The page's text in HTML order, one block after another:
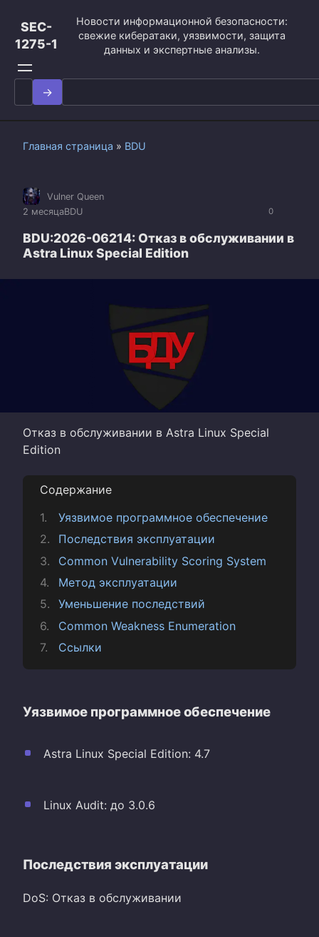
контенту
SEC-
1275-1
Новости информационной безопасности:
свежие кибератаки, уязвимости, защита
данных и экспертные анализы.
Search
for:
Главная страница » BDU
0
Vulner Queen
2 месяцаBDU
BDU:2026-06214: Отказ в обслуживании в
Astra Linux Special Edition
Отказ в обслуживании в Astra Linux Special
Edition
Содержание
Уязвимое программное обеспечение
Последствия эксплуатации
Common Vulnerability Scoring System
Метод эксплуатации
Уменьшение последствий
Common Weakness Enumeration
Ссылки
Уязвимое программное обеспечение
Astra Linux Special Edition: 4.7
Linux Audit: до 3.0.6
Последствия эксплуатации
DoS: Отказ в обслуживании